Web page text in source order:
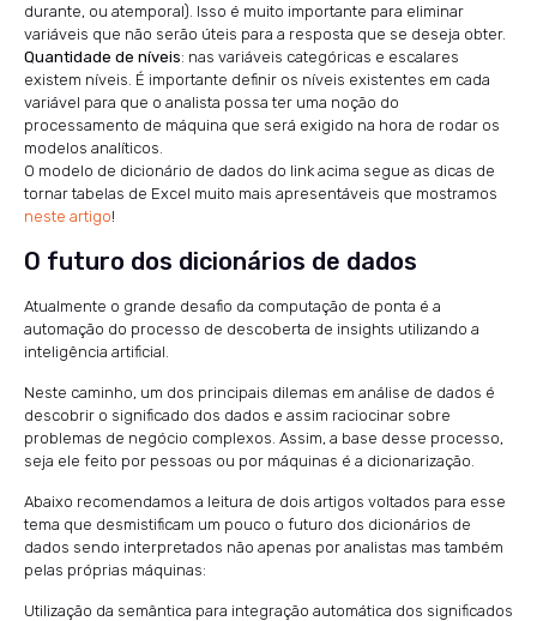
durante, ou atemporal). Isso é muito importante para eliminar
variáveis que não serão úteis para a resposta que se deseja obter.
Quantidade de níveis: nas variáveis categóricas e escalares
existem níveis. É importante definir os níveis existentes em cada
variável para que o analista possa ter uma noção do
processamento de máquina que será exigido na hora de rodar os
modelos analíticos.
O modelo de dicionário de dados do link acima segue as dicas de
tornar tabelas de Excel muito mais apresentáveis que mostramos
neste artigo!
O futuro dos dicionários de dados
Atualmente o grande desafio da computação de ponta é a
automação do processo de descoberta de insights utilizando a
inteligência artificial.
Neste caminho, um dos principais dilemas em análise de dados é
descobrir o significado dos dados e assim raciocinar sobre
problemas de negócio complexos. Assim, a base desse processo,
seja ele feito por pessoas ou por máquinas é a dicionarização.
Abaixo recomendamos a leitura de dois artigos voltados para esse
tema que desmistificam um pouco o futuro dos dicionários de
dados sendo interpretados não apenas por analistas mas também
pelas próprias máquinas:
Utilização da semântica para integração automática dos significados